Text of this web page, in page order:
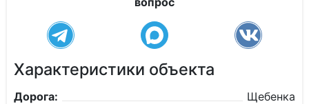
Характеристики объекта
Дорога:
Щебенка